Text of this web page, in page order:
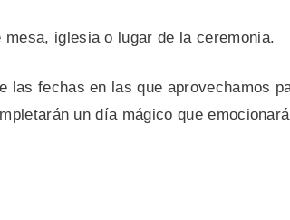
iglesia o lugar de la ceremonia.
las fechas en las que aprovechamos
un día mágico que